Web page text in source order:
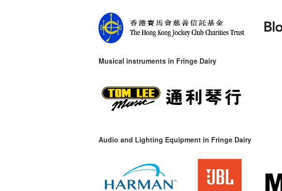
Musical instruments in Fringe Dairy
Audio and Lighting Equipment in Fringe Dairy